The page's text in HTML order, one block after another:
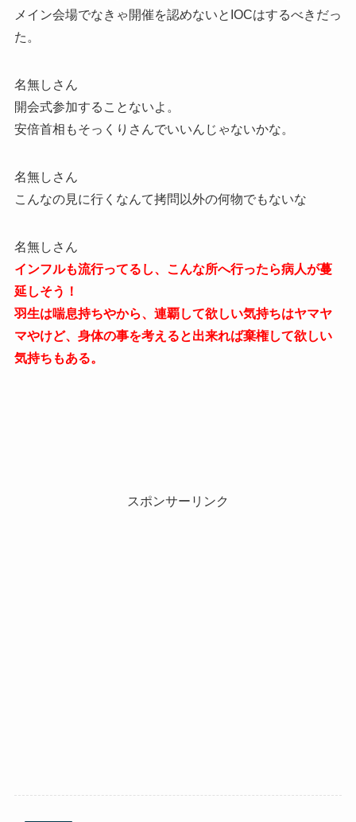
メイン会場でなきゃ開催を認めないとIOCはするべきだっ
た。
名無しさん
開会式参加することないよ。
安倍首相もそっくりさんでいいんじゃないかな。
名無しさん
こんなの見に行くなんて拷問以外の何物でもないな
名無しさん
インフルも流行ってるし、こんな所へ行ったら病人が蔓
延しそう！
羽生は喘息持ちやから、連覇して欲しい気持ちはヤマヤ
マやけど、身体の事を考えると出来れば棄権して欲しい
気持ちもある。
スポンサーリンク